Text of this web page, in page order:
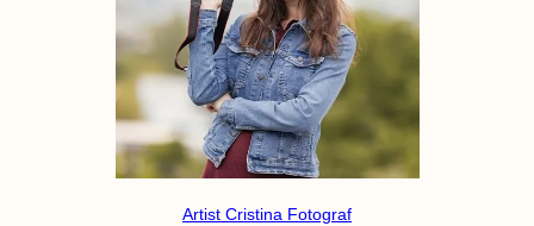
Artist Cristina Fotograf